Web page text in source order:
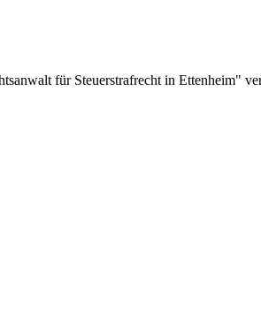
für Steuerstrafrecht in Ettenheim"